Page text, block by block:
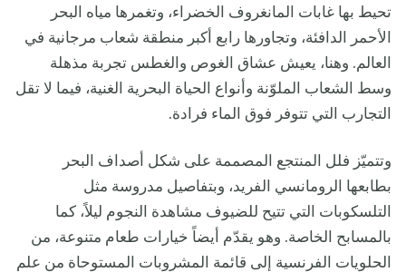
تحيط بها غابات المانغروف الخضراء، وتغمرها مياه البحر
الأحمر الدافئة، وتجاورها رابع أكبر منطقة شعاب مرجانية في
العالم. وهنا، يعيش عشاق الغوص والغطس تجربة مذهلة
وسط الشعاب الملوّنة وأنواع الحياة البحرية الغنية، فيما لا تقل
التجارب التي تتوفر فوق الماء فرادة.
وتتميّز فلل المنتجع المصممة على شكل أصداف البحر
بطابعها الرومانسي الفريد، وبتفاصيل مدروسة مثل
التلسكوبات التي تتيح للضيوف مشاهدة النجوم ليلاً، كما
بالمسابح الخاصة. وهو يقدّم أيضاً خيارات طعام متنوعة، من
الحلويات الفرنسية إلى قائمة المشروبات المستوحاة من علم